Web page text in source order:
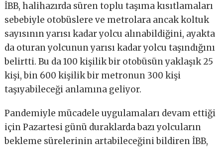
İBB, halihazırda süren toplu taşıma kısıtlamaları
sebebiyle otobüslere ve metrolara ancak koltuk
sayısının yarısı kadar yolcu alınabildiğini, ayakta
da oturan yolcunun yarısı kadar yolcu taşındığını
belirtti. Bu da 100 kişilik bir otobüsün yaklaşık 25
kişi, bin 600 kişilik bir metronun 300 kişi
taşıyabileceği anlamına geliyor.
Pandemiyle mücadele uygulamaları devam ettiği
için Pazartesi günü duraklarda bazı yolcuların
bekleme sürelerinin artabileceğini bildiren İBB,